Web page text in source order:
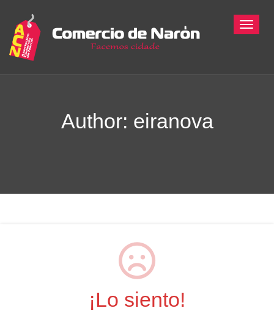
Author: eiranova
¡Lo siento!